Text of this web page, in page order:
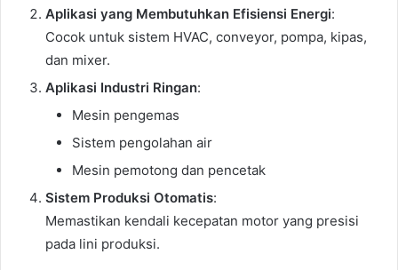
Aplikasi yang Membutuhkan Efisiensi Energi:
Cocok untuk sistem HVAC, conveyor, pompa, kipas,
dan mixer.
Aplikasi Industri Ringan:
Mesin pengemas
Sistem pengolahan air
Mesin pemotong dan pencetak
Sistem Produksi Otomatis:
Memastikan kendali kecepatan motor yang presisi
pada lini produksi.